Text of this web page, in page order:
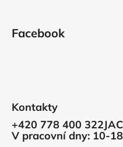
Facebook
Kontakty
+420 778 400 322
V pracovní dny: 10-